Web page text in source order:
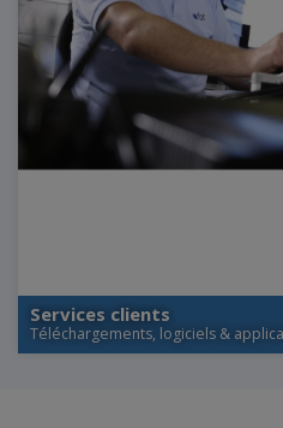
Services clients
Téléchargements, logiciels &